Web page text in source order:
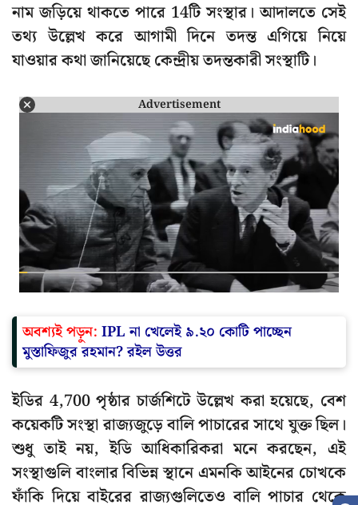
নাম জড়িয়ে থাকতে পারে 14টি সংস্থার। আদালতে সেই
তথ্য উল্লেখ করে আগামী দিনে তদন্ত এগিয়ে নিয়ে
যাওয়ার কথা জানিয়েছে কেন্দ্রীয় তদন্তকারী সংস্থাটি।
Advertisement
অবশ্যই পড়ুন: IPL না খেলেই ৯.২০ কোটি পাচ্ছেন
মুস্তাফিজুর রহমান? রইল উত্তর
ইডির 4,700 পৃষ্ঠার চার্জশিটে উল্লেখ করা হয়েছে, বেশ
কয়েকটি সংস্থা রাজ্যজুড়ে বালি পাচারের সাথে যুক্ত ছিল।
শুধু তাই নয়, ইডি আধিকারিকরা মনে করছেন, এই
সংস্থাগুলি বাংলার বিভিন্ন স্থানে এমনকি আইনের চোখকে
ফাঁকি দিয়ে বাইরের রাজ্যগুলিতেও বালি পাচার থেকে